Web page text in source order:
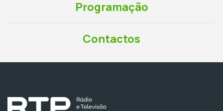
Programação
Contactos